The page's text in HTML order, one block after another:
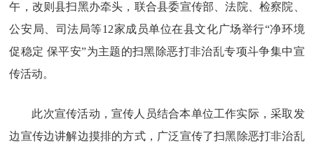
午，改则县扫黑办牵头，联合县委宣传部、法院、检察院、
公安局、司法局等12家成员单位在县文化广场举行“净环境
促稳定 保平安”为主题的扫黑除恶打非治乱专项斗争集中宣
传活动。
此次宣传活动，宣传人员结合本单位工作实际，采取发
边宣传边讲解边摸排的方式，广泛宣传了扫黑除恶打非治乱